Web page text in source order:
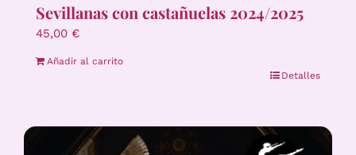
Sevillanas con castañuelas 2024/2025
45,00 €
Añadir al carrito
Detalles